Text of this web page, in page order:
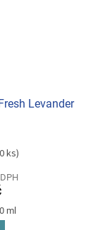
Levander
ks)
ml